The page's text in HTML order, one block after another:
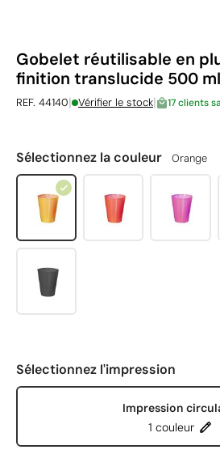
Gobelet réutilisable en
finition translucide 500 ml
REF. 44140| Vérifier le stock| 17 clients
Sélectionnez la couleur Orange
Sélectionnez l'impression
Impression
1 couleur